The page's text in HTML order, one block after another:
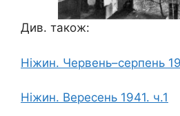
Див. також:
Ніжин. Червень–серпень
Ніжин. Вересень 1941. ч.1